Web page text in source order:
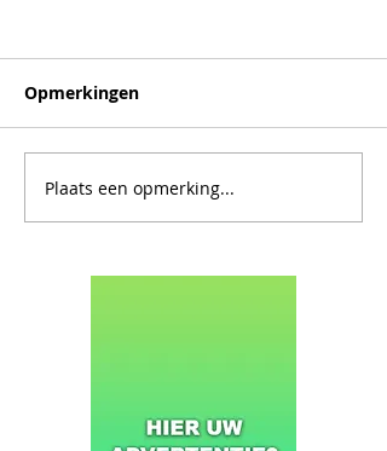
Opmerkingen
Plaats een opmerking...